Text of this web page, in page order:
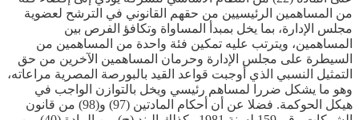
من المساهمين الرئيسيين من حقهم القانوني في الترشح لعضوية
مجلس الإدارة، بما يخل بمبدأ المساواة وتكافؤ الفرص بين
المساهمين، ويترتب عليه تمكين فئة واحدة من المساهمين من
السيطرة على مجلس الإدارة وحرمان المساهمين الآخرين من حق
التمثيل النسبي الذي أوجبت قواعد القيد بالبورصة المصرية مراعاته،
وهو ما يشكل ضررا لمساهم رئيسي ويخل بالتوازن الواجب في
هيكل الحوكمة. فضلا عن أن أحكام المادتين (97) و(98) من قانون